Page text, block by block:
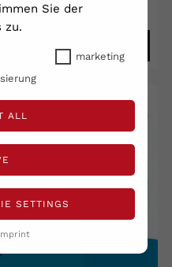
Sie der
zu.
marketing
ALL
SETTINGS